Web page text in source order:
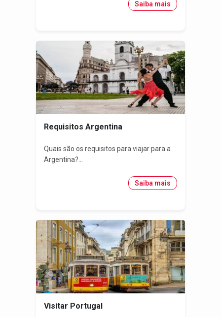
Saiba mais
Requisitos Argentina
Quais são os requisitos para viajar para a
Argentina?...
Saiba mais
Visitar Portugal